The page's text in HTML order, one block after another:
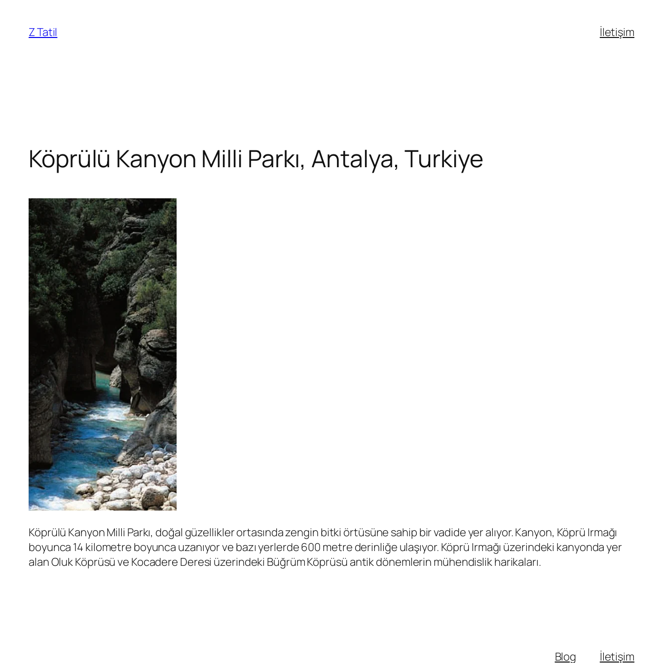
Z Tatil İletişim
Köprülü Kanyon Milli Parkı, Antalya, Turkiye
Köprülü Kanyon Milli Parkı, doğal güzellikler ortasında zengin bitki örtüsüne sahip bir vadide yer alıyor. Kanyon, Köprü Irmağı
boyunca 14 kilometre boyunca uzanıyor ve bazı yerlerde 600 metre derinliğe ulaşıyor. Köprü Irmağı üzerindeki kanyonda yer
alan Oluk Köprüsü ve Kocadere Deresi üzerindeki Büğrüm Köprüsü antik dönemlerin mühendislik harikaları.
Blog İletişim